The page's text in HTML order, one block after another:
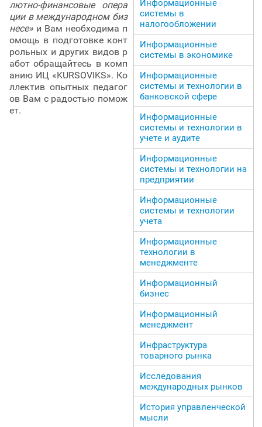
лютно-финансовые опера
ции в международном биз
несе» и Вам необходима п
омощь в подготовке конт
рольных и других видов р
абот обращайтесь в комп
анию ИЦ «KURSOVIKS». Ко
ллектив опытных педагог
ов Вам с радостью помож
ет.
Информационные
системы в
налогообложении
Информационные
системы в экономике
Информационные
системы и технологии в
банковской сфере
Информационные
системы и технологии в
учете и аудите
Информационные
системы и технологии на
предприятии
Информационные
системы и технологии
учета
Информационные
технологии в
менеджменте
Информационный
бизнес
Информационный
менеджмент
Инфраструктура
товарного рынка
Исследования
международных рынков
История управленческой
мысли